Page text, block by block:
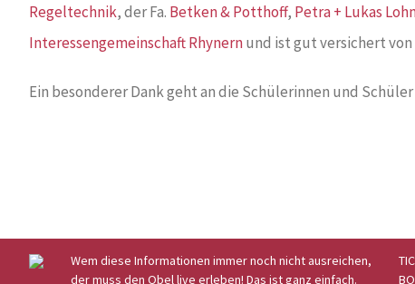
Regeltechnik, der Fa. Betken & Potthoff, Petra + Lukas
Interessengemeinschaft Rhynernund ist gut versichert
Ein besonderer Dank geht an die Schülerinnen und
Wem diese Informationen immer noch nicht ausreichen,
der muss den Obel live erleben! Das ist ganz einfach.